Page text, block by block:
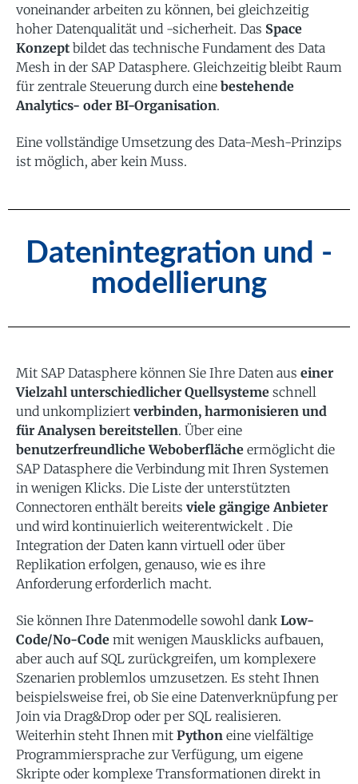
voneinander arbeiten zu können, bei gleichzeitig
hoher Datenqualität und -sicherheit. Das Space
Konzept bildet das technische Fundament des Data
Mesh in der SAP Datasphere. Gleichzeitig bleibt Raum
für zentrale Steuerung durch eine bestehende
Analytics- oder BI-Organisation.
Eine vollständige Umsetzung des Data-Mesh-Prinzips
ist möglich, aber kein Muss.
Datenintegration und -
modellierung
Mit SAP Datasphere können Sie Ihre Daten aus einer
Vielzahl unterschiedlicher Quellsysteme schnell
und unkompliziert verbinden, harmonisieren und
für Analysen bereitstellen. Über eine
benutzerfreundliche Weboberfläche ermöglicht die
SAP Datasphere die Verbindung mit Ihren Systemen
in wenigen Klicks. Die Liste der unterstützten
Connectoren enthält bereits viele gängige Anbieter
und wird kontinuierlich weiterentwickelt . Die
Integration der Daten kann virtuell oder über
Replikation erfolgen, genauso, wie es ihre
Anforderung erforderlich macht.
Sie können Ihre Datenmodelle sowohl dank Low-
Code/No-Code mit wenigen Mausklicks aufbauen,
aber auch auf SQL zurückgreifen, um komplexere
Szenarien problemlos umzusetzen. Es steht Ihnen
beispielsweise frei, ob Sie eine Datenverknüpfung per
Join via Drag&Drop oder per SQL realisieren.
Weiterhin steht Ihnen mit Python eine vielfältige
Programmiersprache zur Verfügung, um eigene
Skripte oder komplexe Transformationen direkt in